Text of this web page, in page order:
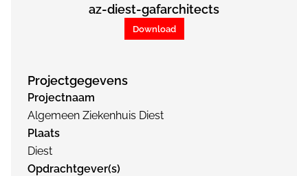
az-diest-gafarchitects
Download
Projectgegevens
Projectnaam
Algemeen Ziekenhuis Diest
Plaats
Diest
Opdrachtgever(s)